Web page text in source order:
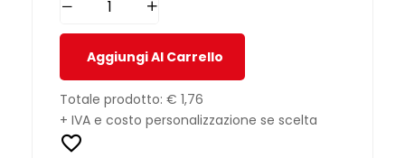
Aggiungi Al Carrello
Totale prodotto: € 1,76
+ IVA e costo personalizzazione se scelta